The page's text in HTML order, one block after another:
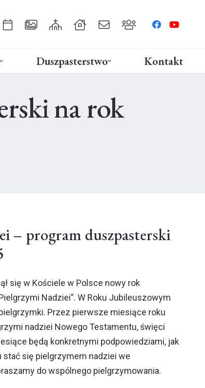
Duszpasterstwo Kontakt
na rok
– program duszpasterski
się w Kościele w Polsce nowy rok
Nadziei”. W Roku Jubileuszowym
Przez pierwsze miesiące roku
nadziei Nowego Testamentu, święci
będą konkretnymi podpowiedziami, jak
się pielgrzymem nadziei we
do wspólnego pielgrzymowania.